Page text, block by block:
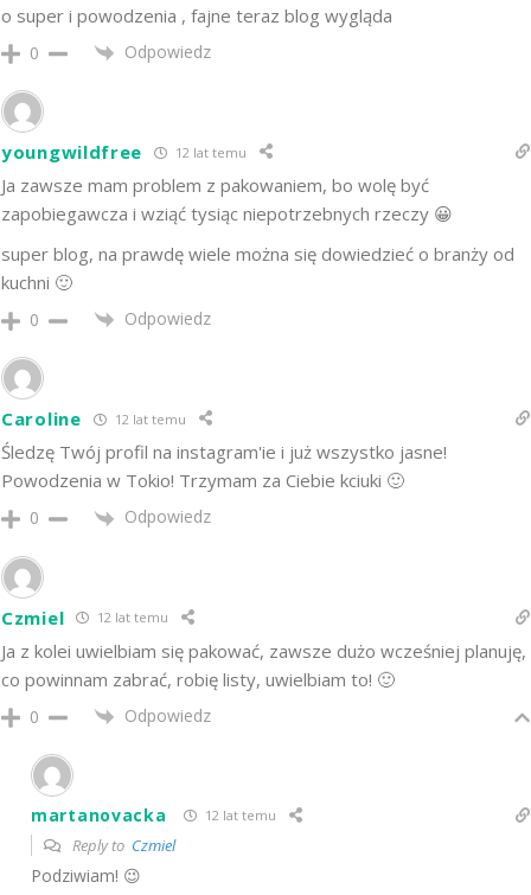
o super i powodzenia , fajne teraz blog wygląda
0 Odpowiedz
youngwildfree 12 lat temu
Ja zawsze mam problem z pakowaniem, bo wolę być
zapobiegawcza i wziąć tysiąc niepotrzebnych rzeczy 😀
super blog, na prawdę wiele można się dowiedzieć o branży od
kuchni 🙂
0 Odpowiedz
Caroline 12 lat temu
Śledzę Twój profil na instagram'ie i już wszystko jasne!
Powodzenia w Tokio! Trzymam za Ciebie kciuki 🙂
0 Odpowiedz
Czmiel 12 lat temu
Ja z kolei uwielbiam się pakować, zawsze dużo wcześniej planuję,
co powinnam zabrać, robię listy, uwielbiam to! 🙂
0 Odpowiedz
martanovacka 12 lat temu
Reply to Czmiel
Podziwiam! 😉